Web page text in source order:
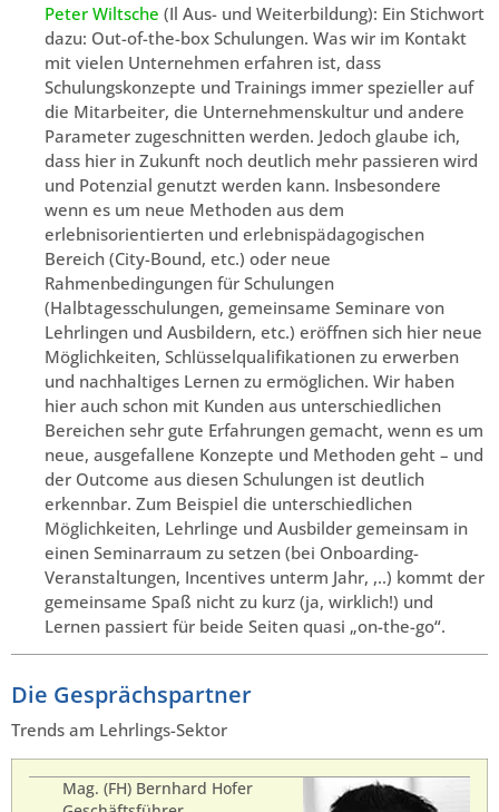
Peter Wiltsche (Il Aus- und Weiterbildung): Ein Stichwort
dazu: Out-of-the-box Schulungen. Was wir im Kontakt
mit vielen Unternehmen erfahren ist, dass
Schulungskonzepte und Trainings immer spezieller auf
die Mitarbeiter, die Unternehmenskultur und andere
Parameter zugeschnitten werden. Jedoch glaube ich,
dass hier in Zukunft noch deutlich mehr passieren wird
und Potenzial genutzt werden kann. Insbesondere
wenn es um neue Methoden aus dem
erlebnisorientierten und erlebnispädagogischen
Bereich (City-Bound, etc.) oder neue
Rahmenbedingungen für Schulungen
(Halbtagesschulungen, gemeinsame Seminare von
Lehrlingen und Ausbildern, etc.) eröffnen sich hier neue
Möglichkeiten, Schlüsselqualifikationen zu erwerben
und nachhaltiges Lernen zu ermöglichen. Wir haben
hier auch schon mit Kunden aus unterschiedlichen
Bereichen sehr gute Erfahrungen gemacht, wenn es um
neue, ausgefallene Konzepte und Methoden geht – und
der Outcome aus diesen Schulungen ist deutlich
erkennbar. Zum Beispiel die unterschiedlichen
Möglichkeiten, Lehrlinge und Ausbilder gemeinsam in
einen Seminarraum zu setzen (bei Onboarding-
Veranstaltungen, Incentives unterm Jahr, ,..) kommt der
gemeinsame Spaß nicht zu kurz (ja, wirklich!) und
Lernen passiert für beide Seiten quasi „on-the-go“.
Die Gesprächspartner
Trends am Lehrlings-Sektor
Mag. (FH) Bernhard Hofer